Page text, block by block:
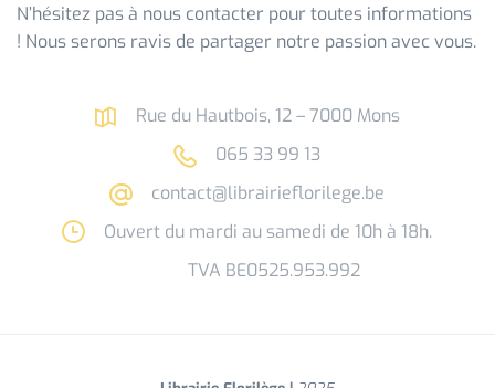
N’hésitez pas à nous contacter pour toutes informations
! Nous serons ravis de partager notre passion avec vous.
Rue du Hautbois, 12 – 7000 Mons
065 33 99 13
contact@librairieflorilege.be
Ouvert du mardi au samedi de 10h à 18h.
TVA BE0525.953.992